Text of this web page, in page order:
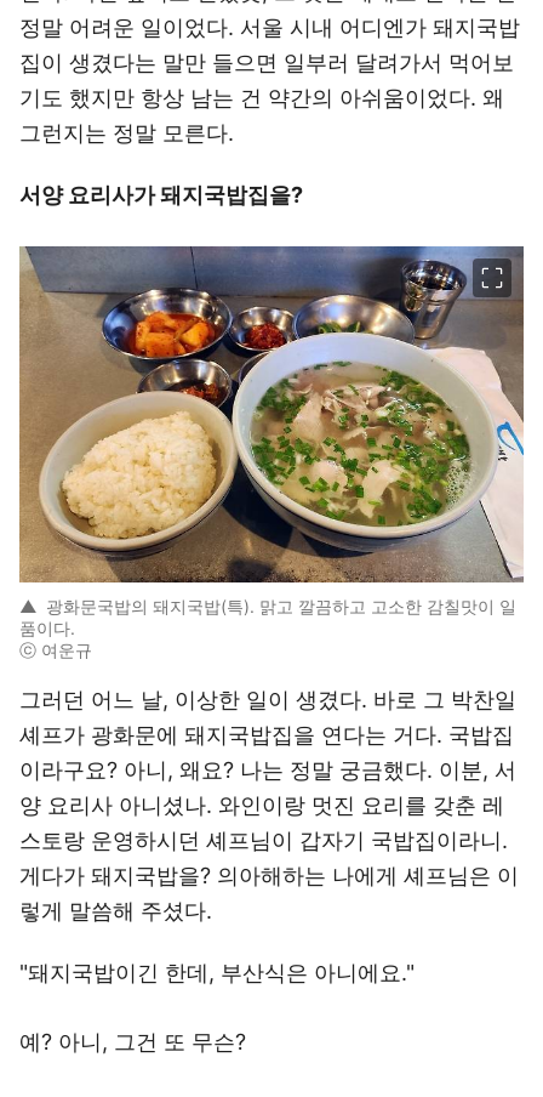
정말 어려운 일이었다. 서울 시내 어디엔가 돼지국밥
집이 생겼다는 말만 들으면 일부러 달려가서 먹어보
기도 했지만 항상 남는 건 약간의 아쉬움이었다. 왜
그런지는 정말 모른다.
서양 요리사가 돼지국밥집을?
▲ 광화문국밥의 돼지국밥(특). 맑고 깔끔하고 고소한 감칠맛이 일
품이다.
ⓒ 여운규
그러던 어느 날, 이상한 일이 생겼다. 바로 그 박찬일
셰프가 광화문에 돼지국밥집을 연다는 거다. 국밥집
이라구요? 아니, 왜요? 나는 정말 궁금했다. 이분, 서
양 요리사 아니셨나. 와인이랑 멋진 요리를 갖춘 레
스토랑 운영하시던 셰프님이 갑자기 국밥집이라니.
게다가 돼지국밥을? 의아해하는 나에게 셰프님은 이
렇게 말씀해 주셨다.
"돼지국밥이긴 한데, 부산식은 아니에요."
예? 아니, 그건 또 무슨?